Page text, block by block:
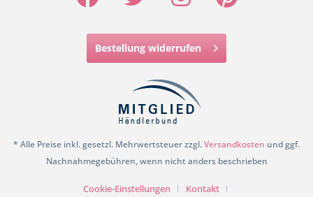
Bestellung widerrufen
* Alle Preise inkl. gesetzl. Mehrwertsteuer zzgl.Versandkosten und ggf.
Nachnahmegebühren, wenn nicht anders beschrieben
Cookie-Einstellungen
Kontakt